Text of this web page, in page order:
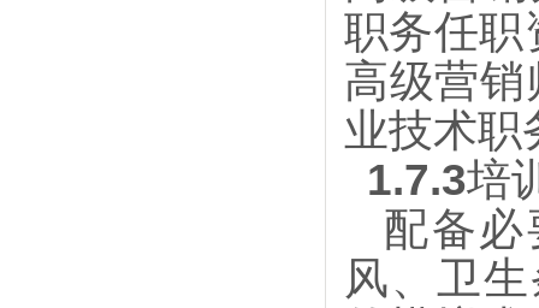
职务任职
高级营
业技术职
1.7.3培
配备
风、卫